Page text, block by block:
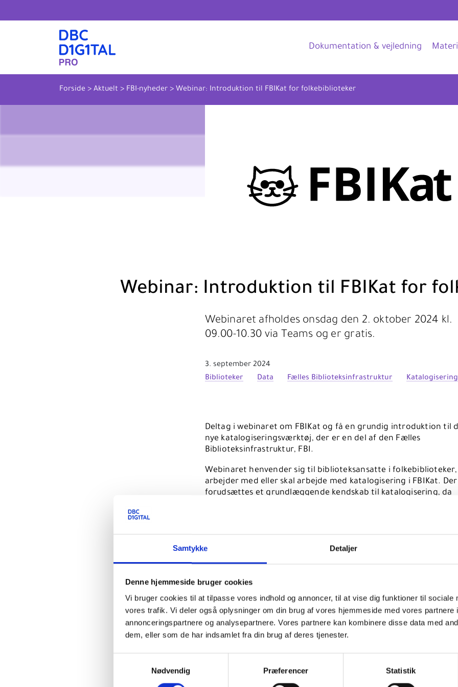
Samtykke Detaljer
Denne hjemmeside bruger cookies
Vi bruger cookies til at tilpasse vores indhold og annoncer, til at vise dig funktioner til sociale
vores trafik. Vi deler også oplysninger om din brug af vores hjemmeside med vores partnere
annonceringspartnere og analysepartnere. Vores partnere kan kombinere disse data med
dem, eller som de har indsamlet fra din brug af deres tjenester.
Nødvendig
Præferencer Statistik
Dokumentation & vejledning
Forside > Aktuelt > FBI-nyheder> Webinar: Introduktion til FBIKat for folkebiblioteker
Webinar: Introduktion til FBIKat for
Webinaret afholdes onsdag den 2. oktober 2024 kl.
09.00-10.30 via Teams og er gratis.
3. september 2024
Biblioteker
Data Fælles Biblioteksinfrastruktur Katalogisering
Deltag i webinaret om FBIKat og få en grundig introduktion til
nye katalogiseringsværktøj, der er en del af den Fælles
Biblioteksinfrastruktur, FBI.
Webinaret henvender sig til biblioteksansatte i
arbejder med eller skal arbejde med katalogisering i FBIKat. Der
forudsættes et grundlæggende kendskab til katalogisering, da
Formen vil være en blanding af PowerPoint og live-demo af
med mulighed for at stille spørgsmål undervejs.
På webinaret kan du høre om
Baggrunden for udviklingen af FBIKat.
Introduktion til datamodellen i FBS (fællesskabsposter,
påhængsposter).